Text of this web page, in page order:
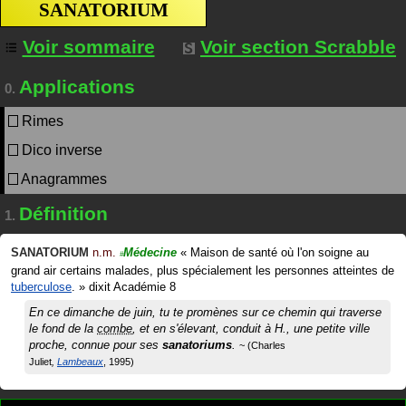
SANATORIUM
Voir sommaire
Voir section Scrabble
0. Applications
Rimes
Dico inverse
Anagrammes
1. Définition
SANATORIUM n.m. #Médecine « Maison de santé où l'on soigne au
grand air certains malades, plus spécialement les personnes atteintes de
tuberculose. » dixit Académie 8
En ce dimanche de juin, tu te promènes sur ce chemin qui traverse
le fond de la combe, et en s'élevant, conduit à H., une petite ville
proche, connue pour ses sanatoriums.
Charles
Juliet Lambeaux 1995